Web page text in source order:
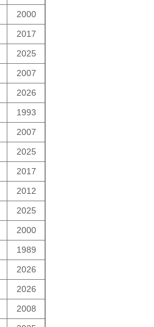
2000
2017
2025
2007
2026
1993
2007
2025
2017
2012
2025
2000
1989
2026
2026
2008